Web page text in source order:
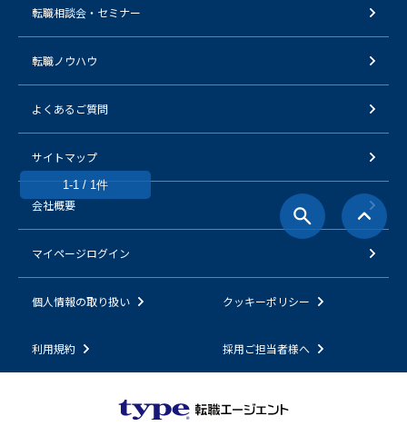
1-1 / 1件
転職相談会・セミナー
転職ノウハウ
よくあるご質問
サイトマップ
会社概要
マイページログイン
個人情報の取り扱い クッキーポリシー
利用規約 採用ご担当者様へ